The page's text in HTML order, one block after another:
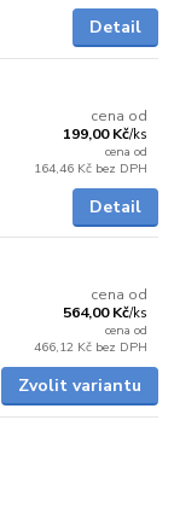
Detail
cena od
199,00 Kč/ks
cena od
164,46 Kč bez DPH
Detail
cena od
564,00 Kč/ks
cena od
466,12 Kč bez DPH
Zvolit variantu